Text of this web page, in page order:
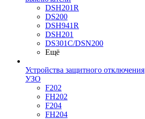
DSH201R
DS200
DSH941R
DSH201
DS301C/DSN200
Ещё
Устройства защитного отключения
УЗО
F202
FH202
F204
FH204